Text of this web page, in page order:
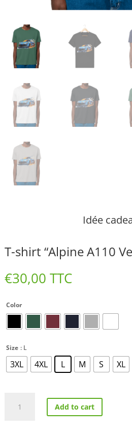
Idée
T-shirt “Alpine A110
€30,00 TTC
Color
Size : L
3XL 4XL L M S XL
Add to cart